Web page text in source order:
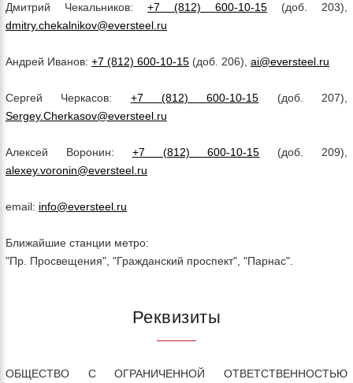
Дмитрий Чекальников: +7 (812) 600-10-15 (доб. 203),
dmitry.chekalnikov@eversteel.ru
Андрей Иванов: +7 (812) 600-10-15 (доб. 206), ai@eversteel.ru
Сергей Черкасов: +7 (812) 600-10-15 (доб. 207),
Sergey.Cherkasov@eversteel.ru
Алексей Воронин: +7 (812) 600-10-15 (доб. 209),
alexey.voronin@eversteel.ru
email: info@eversteel.ru
Ближайшие станции метро:
"Пр. Просвещения", "Гражданский проспект", "Парнас".
Реквизиты
ОБЩЕСТВО С ОГРАНИЧЕННОЙ ОТВЕТСТВЕННОСТЬЮ